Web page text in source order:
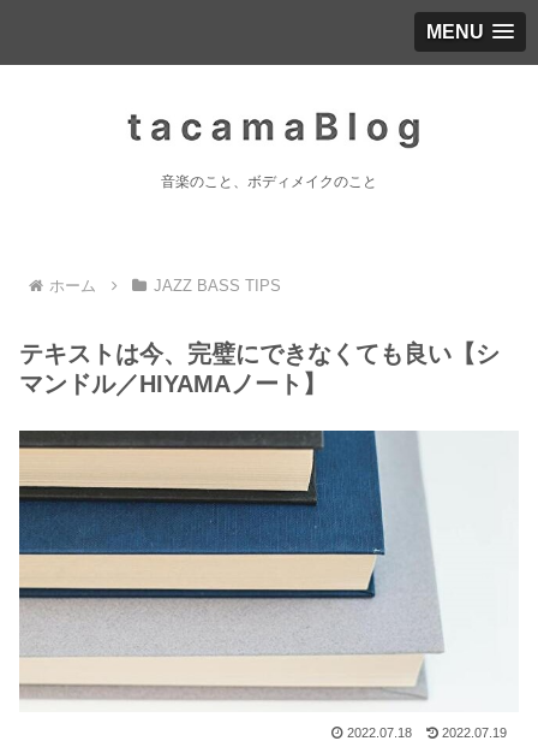
MENU
音楽のこと、ボディメイクのこと
ホーム JAZZ BASS TIPS
テキストは今、完璧にできなくても良い【シ
マンドル／HIYAMAノート】
2022.07.18 2022.07.19